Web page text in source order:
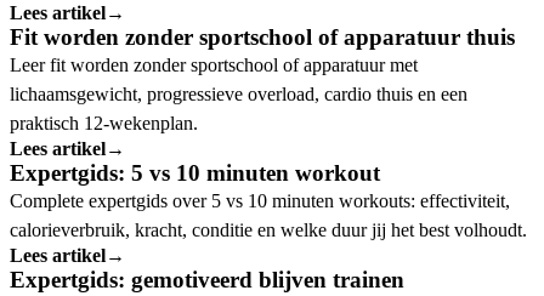
Lees artikel→
Fit worden zonder sportschool of apparatuur thuis
Leer fit worden zonder sportschool of apparatuur met
lichaamsgewicht, progressieve overload, cardio thuis en een
praktisch 12-wekenplan.
Lees artikel→
Expertgids: 5 vs 10 minuten workout
Complete expertgids over 5 vs 10 minuten workouts: effectiviteit,
calorieverbruik, kracht, conditie en welke duur jij het best volhoudt.
Lees artikel→
Expertgids: gemotiveerd blijven trainen